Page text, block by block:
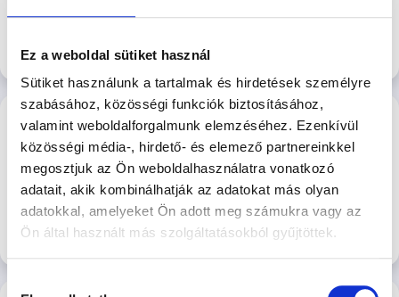
Ez a weboldal sütiket használ
Sütiket használunk a tartalmak és hirdetések személyre
szabásához, közösségi funkciók biztosításához,
valamint weboldalforgalmunk elemzéséhez. Ezenkívül
közösségi média-, hirdető- és elemező partnereinkkel
megosztjuk az Ön weboldalhasználatra vonatkozó
adatait, akik kombinálhatják az adatokat más olyan
adatokkal, amelyeket Ön adott meg számukra vagy az
Ön által használt más szolgáltatásokból gyűjtöttek.
Kőbányai Kutyasuli
Jelentkezés
ÖKT – Rákoscsaba - 2026.08.15. –
Szombat reggel - Majoros Tamás
Szombat reggeli egyéni ÖKT - Majoros Tamás
Rákoscsabai
Kutyasuli
4.600 Ft/Alkalom
Jelentkezés